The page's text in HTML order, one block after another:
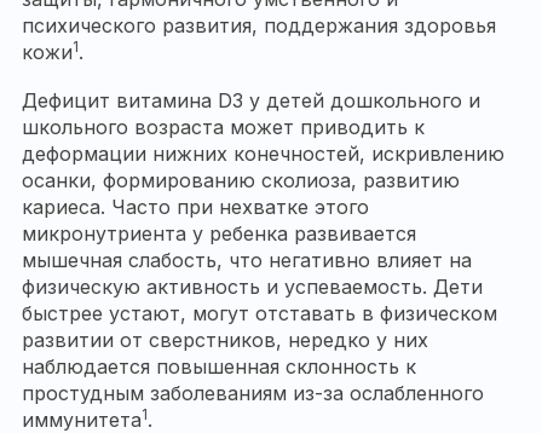
психического развития, поддержания здоровья
кожи1.
Дефицит витамина D3 у детей дошкольного и
школьного возраста может приводить к
деформации нижних конечностей, искривлению
осанки, формированию сколиоза, развитию
кариеса. Часто при нехватке этого
микронутриента у ребенка развивается
мышечная слабость, что негативно влияет на
физическую активность и успеваемость. Дети
быстрее устают, могут отставать в физическом
развитии от сверстников, нередко у них
наблюдается повышенная склонность к
простудным заболеваниям из-за ослабленного
иммунитета1.